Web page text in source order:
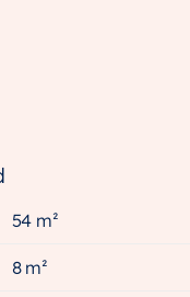
54 m²
8 m²